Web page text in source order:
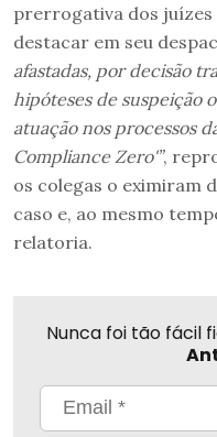
prerrogativa dos juízes
destacar em seu
afastadas, por decisão
hipóteses de suspeição
atuação nos processos
Compliance Zero'”,
os colegas o eximiram
caso e, ao mesmo
relatoria.
Nunca foi tão fácil